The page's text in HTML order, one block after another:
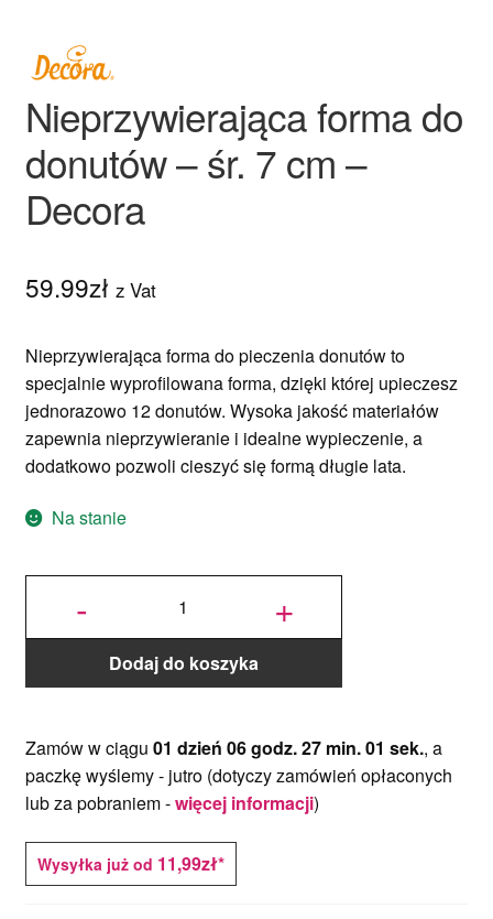
Nieprzywierająca forma do
donutów – śr. 7 cm –
Decora
59.99zł z Vat
Nieprzywierająca forma do pieczenia donutów to
specjalnie wyprofilowana forma, dzięki której upieczesz
jednorazowo 12 donutów. Wysoka jakość materiałów
zapewnia nieprzywieranie i idealne wypieczenie, a
dodatkowo pozwoli cieszyć się formą długie lata.
Na stanie
-
ilość
donutów - śr. 7
cm - Decora +
Dodaj do koszyka
Zamów w ciągu 01 dzień 06 godz. 27 min. 01 sek., a
paczkę wyślemy - jutro(dotyczy zamówień opłaconych
lub za pobraniem -więcej informacji)
Wysyłka już od 11,99zł*